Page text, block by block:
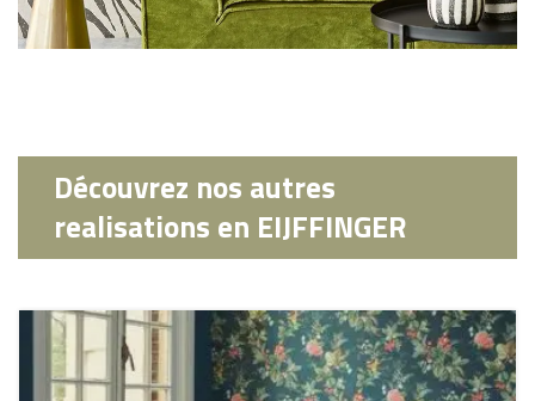
Découvrez nos autres
realisations en EIJFFINGER